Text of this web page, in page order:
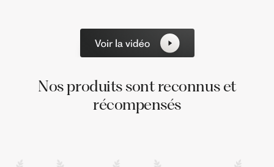
Nos produits sont reconnus et
récompensés